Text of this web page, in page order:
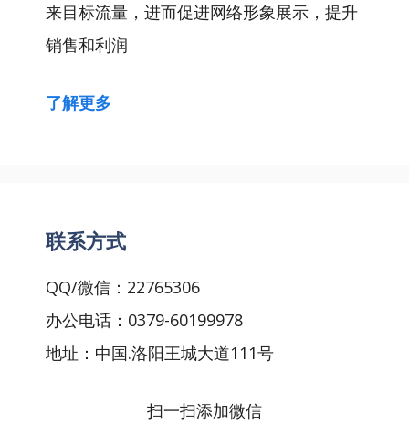
来目标流量，进而促进网络形象展示，提升
销售和利润
了解更多
联系方式
QQ/微信：22765306
办公电话：0379-60199978
地址：中国.洛阳王城大道111号
扫一扫添加微信